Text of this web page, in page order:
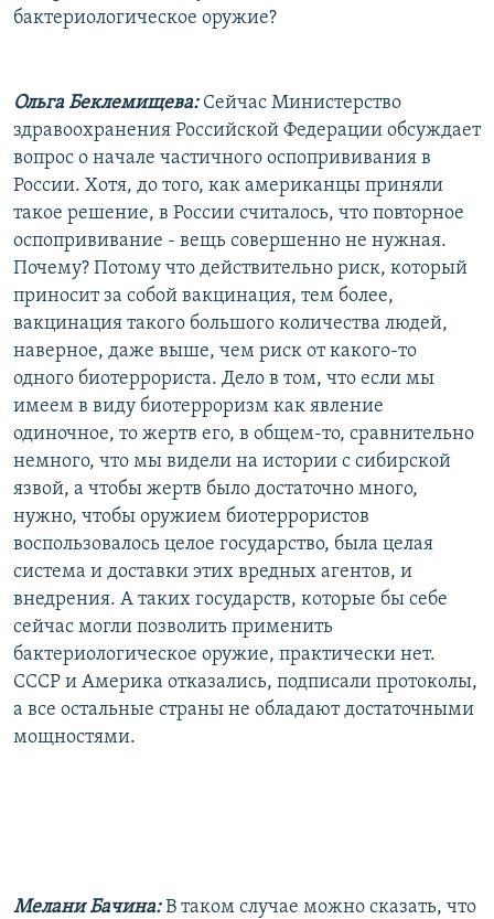
бактериологическое оружие?
Ольга Беклемищева:Сейчас Министерство
здравоохранения Российской Федерации обсуждает
вопрос о начале частичного оспопрививания в
России. Хотя, до того, как американцы приняли
такое решение, в России считалось, что повторное
оспопрививание - вещь совершенно не нужная.
Почему? Потому что действительно риск, который
приносит за собой вакцинация, тем более,
вакцинация такого большого количества людей,
наверное, даже выше, чем риск от какого-то
одного биотеррориста. Дело в том, что если мы
имеем в виду биотерроризм как явление
одиночное, то жертв его, в общем-то, сравнительно
немного, что мы видели на истории с сибирской
язвой, а чтобы жертв было достаточно много,
нужно, чтобы оружием биотеррористов
воспользовалось целое государство, была целая
система и доставки этих вредных агентов, и
внедрения. А таких государств, которые бы себе
сейчас могли позволить применить
бактериологическое оружие, практически нет.
СССР и Америка отказались, подписали протоколы,
а все остальные страны не обладают достаточными
мощностями.
Мелани Бачина: В таком случае можно сказать, что